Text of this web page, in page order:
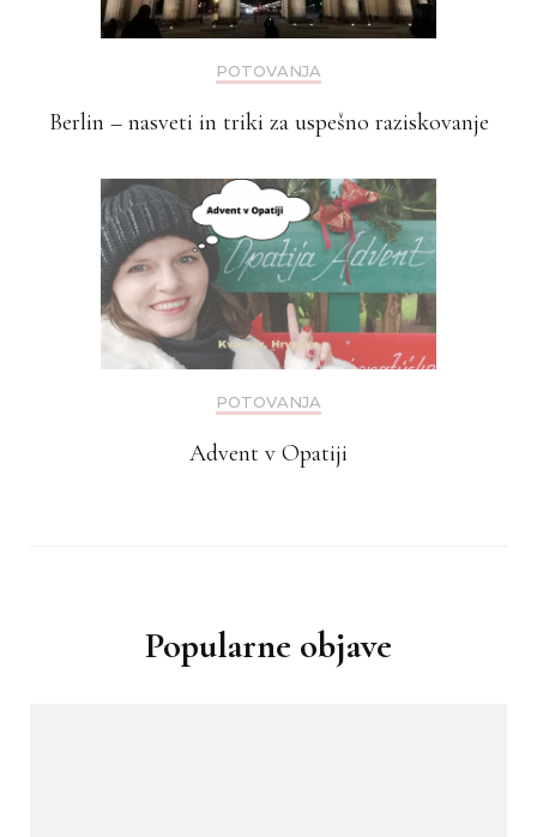
POTOVANJA
Berlin – nasveti in triki za uspešno raziskovanje
POTOVANJA
Advent v Opatiji
Popularne objave